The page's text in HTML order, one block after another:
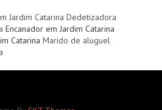
Jardim Catarina Dedetizadora
Encanador em Jardim Catarina
Catarina Marido de aluguel